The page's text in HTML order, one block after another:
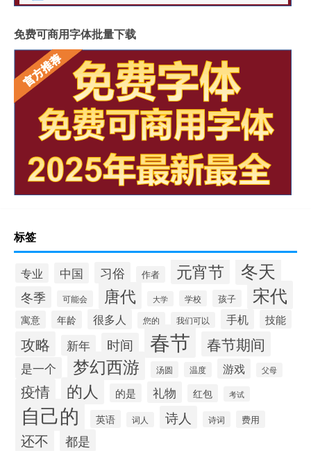
免费可商用字体批量下载
标签
专业 中国 习俗 作者 元宵节 冬天
冬季 可能会 唐代 大学 学校 孩子 宋代
寓意 年龄 很多人 您的 我们可以 手机 技能
攻略 新年 时间 春节 春节期间
是一个 梦幻西游 汤圆 温度 游戏 父母
疫情 的人 的是 礼物 红包 考试
自己的 英语 词人 诗人 诗词 费用
还不 都是